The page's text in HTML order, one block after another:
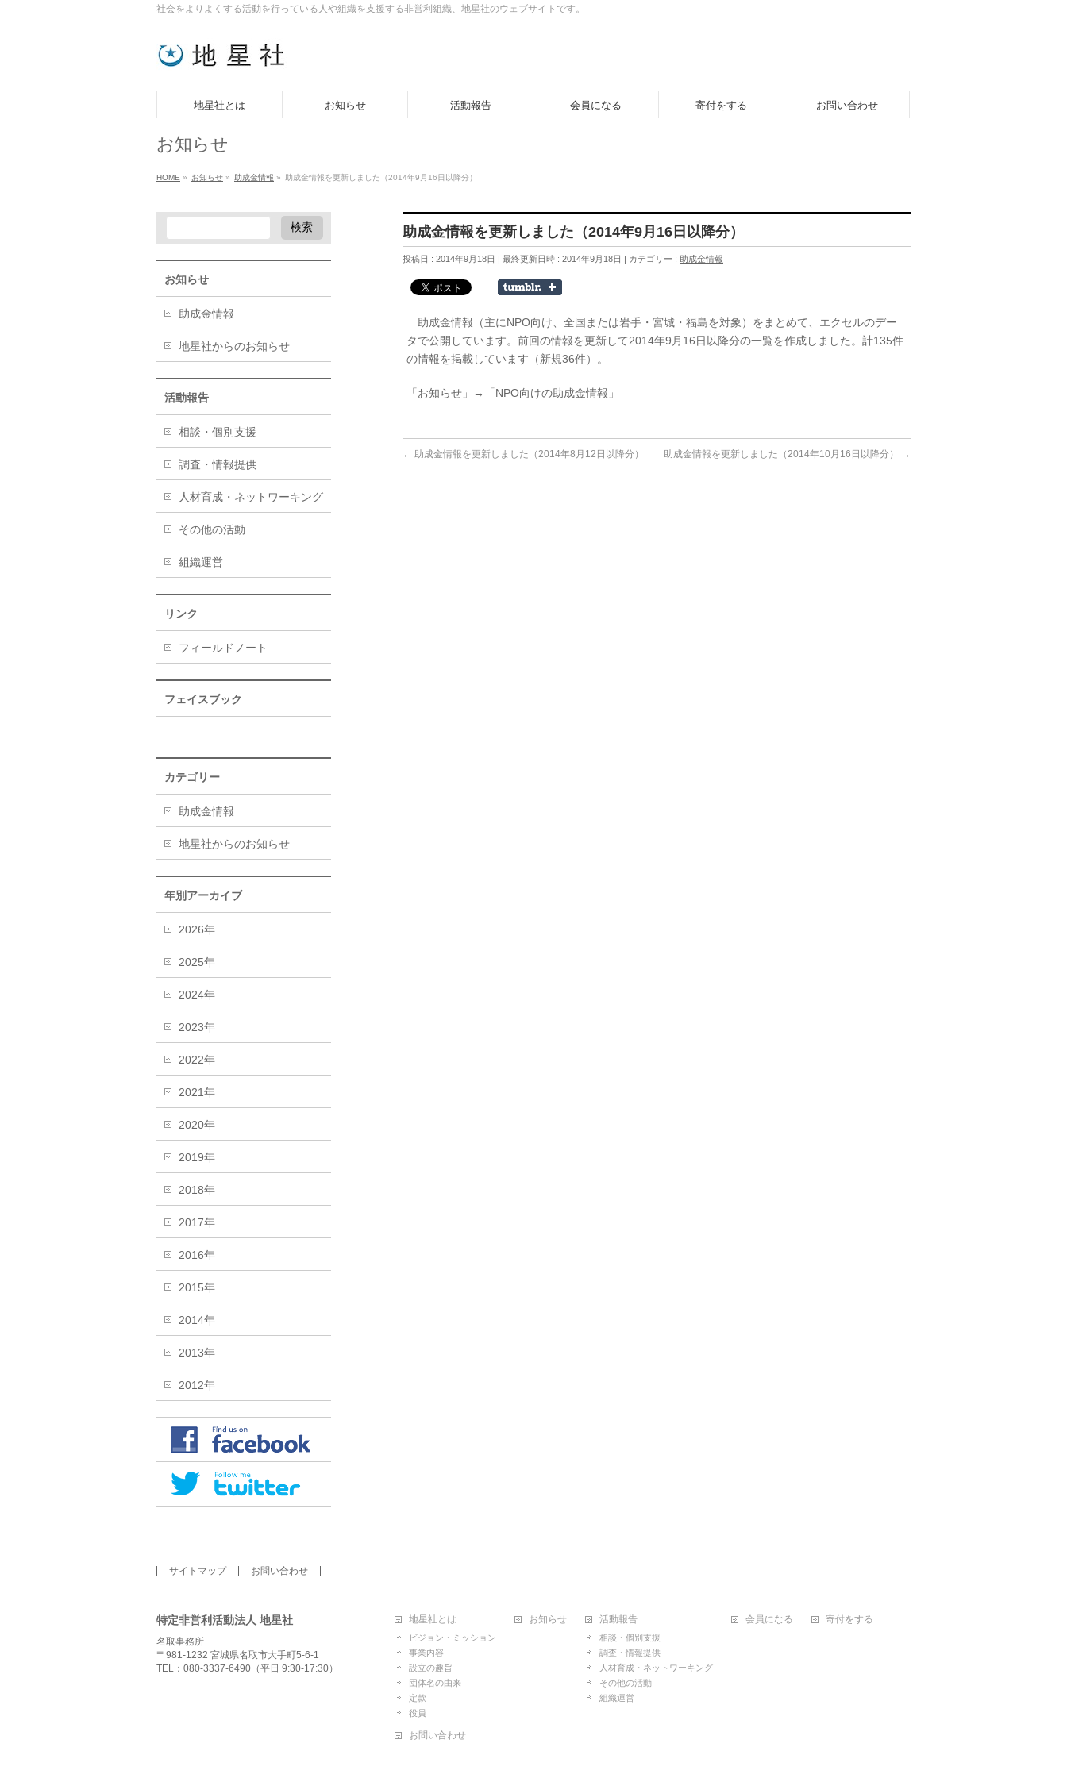
社会をよりよくする活動を行っている人や組織を支援する非営利組織、地星社のウェブサイトです。
地星社とは お知らせ 活動報告 会員になる 寄付をする お問い合わせ
お知らせ
HOME » お知らせ » 助成金情報 » 助成金情報を更新しました（2014年9月16日以降分）
助成金情報を更新しました（2014年9月16日以降分）
投稿日 : 2014年9月18日 最終更新日時 : 2014年9月18日 カテゴリー : 助成金情報
助成金情報（主にNPO向け、全国または岩手・宮城・福島を対象）をまとめて、エクセルのデー
タで公開しています。前回の情報を更新して2014年9月16日以降分の一覧を作成しました。計135件
の情報を掲載しています（新規36件）。
「お知らせ」→「 NPO向けの助成金情報 」
← 助成金情報を更新しました（2014年8月12日以降分） 助成金情報を更新しました（2014年10月16日以降分） →
お知らせ
助成金情報
地星社からのお知らせ
活動報告
相談・個別支援
調査・情報提供
人材育成・ネットワーキング
その他の活動
組織運営
リンク
フィールドノート
フェイスブック
カテゴリー
助成金情報
地星社からのお知らせ
年別アーカイブ
2026年
2025年
2024年
2023年
2022年
2021年
2020年
2019年
2018年
2017年
2016年
2015年
2014年
2013年
2012年
サイトマップ お問い合わせ
特定非営利活動法人 地星社
名取事務所
〒981-1232 宮城県名取市大手町5-6-1
TEL：080-3337-6490（平日 9:30-17:30）
地星社とは
ビジョン・ミッション
事業内容
設立の趣旨
団体名の由来
定款
役員
お知らせ 活動報告
相談・個別支援
調査・情報提供
人材育成・ネットワーキング
その他の活動
組織運営
会員になる 寄付をする
お問い合わせ